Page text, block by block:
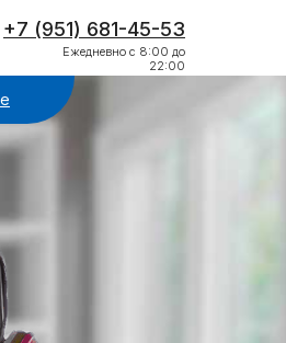
+7 (951) 681-45-53
Ежедневно с 8:00 до
22:00